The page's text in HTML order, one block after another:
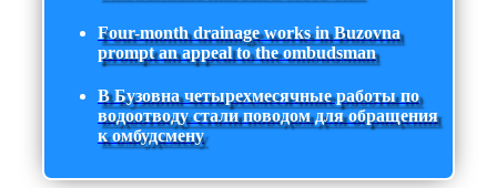
Four-month drainage works in Buzovna
prompt an appeal to the ombudsman
В Бузовна четырехмесячные работы по
водоотводу стали поводом для обращения
к омбудсмену